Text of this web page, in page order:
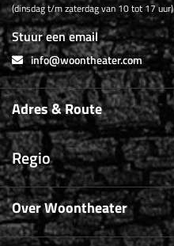
(dinsdag t/m zaterdag van 10 tot 17 uur)
Stuur een email
info@woontheater.com
Adres & Route
Regio
Over Woontheater